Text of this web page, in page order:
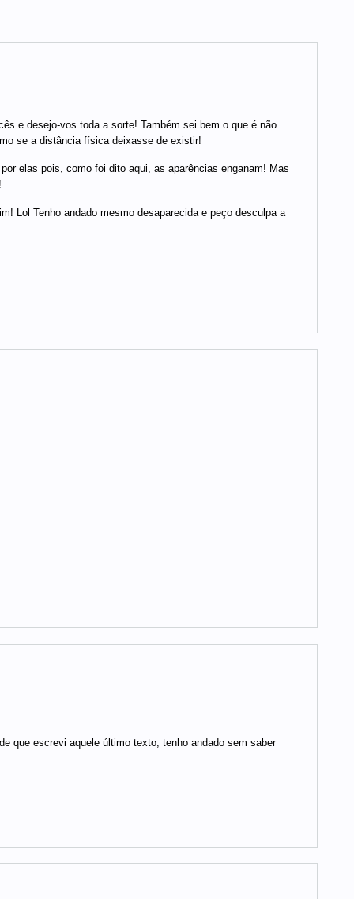
e desejo-vos toda a sorte! Também sei bem o que é não
se a distância física deixasse de existir!
elas pois, como foi dito aqui, as aparências enganam! Mas
Lol Tenho andado mesmo desaparecida e peço desculpa a
que escrevi aquele último texto, tenho andado sem saber